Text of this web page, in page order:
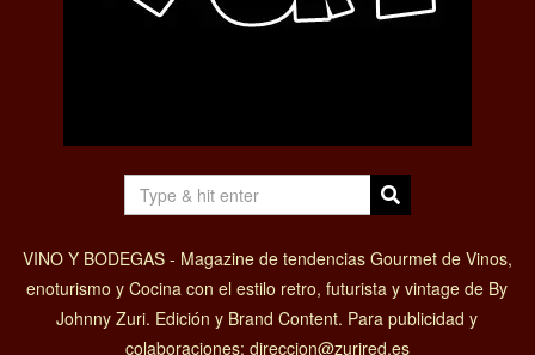
VINO Y BODEGAS - Magazine de tendencias Gourmet de Vinos,
enoturismo y Cocina con el estilo retro, futurista y vintage de By
Johnny Zuri. Edición y Brand Content. Para publicidad y
colaboraciones: direccion@zurired.es